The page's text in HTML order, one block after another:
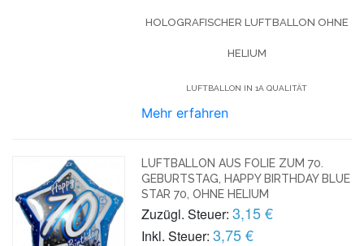
HOLOGRAFISCHER LUFTBALLON OHNE
HELIUM
LUFTBALLON IN 1A QUALITÄT
Mehr erfahren
LUFTBALLON AUS FOLIE ZUM 70.
GEBURTSTAG, HAPPY BIRTHDAY BLUE
STAR 70, OHNE HELIUM
Zuzügl. Steuer: 3,15 €
Inkl. Steuer: 3,75 €